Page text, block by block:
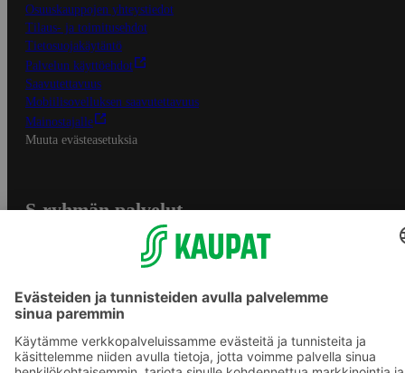
Osuuskauppojen yhteystiedot
Tilaus- ja toimitusehdot
Tietosuojakäytäntö
Palvelun käyttöehdot
Saavutettavuus
Mobiilisovelluksen saavutettavuus
Mainostajalle
Muuta evästeasetuksia
S-ryhmän palvelut
Yhteishyvä Ruoka -sovellus
S-ostoslista -sovellus
Prisma.fi
Sokos.fi